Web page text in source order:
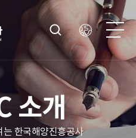
소개
한국해양진흥공사